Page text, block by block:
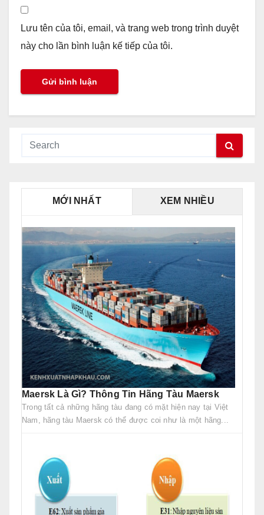
Lưu tên của tôi, email, và trang web trong trình duyệt
này cho lần bình luận kế tiếp của tôi.
MỚI NHẤT XEM NHIỀU
Maersk Là Gì? Thông Tin Hãng Tàu Maersk
Trong tất cả những hãng tàu đang có mặt hiện nay tại Việt
Nam, hãng tàu Maersk có thể được coi như là một hãng...